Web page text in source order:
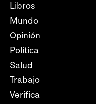
Libros
Mundo
Opinión
Política
Salud
Trabajo
Verifica